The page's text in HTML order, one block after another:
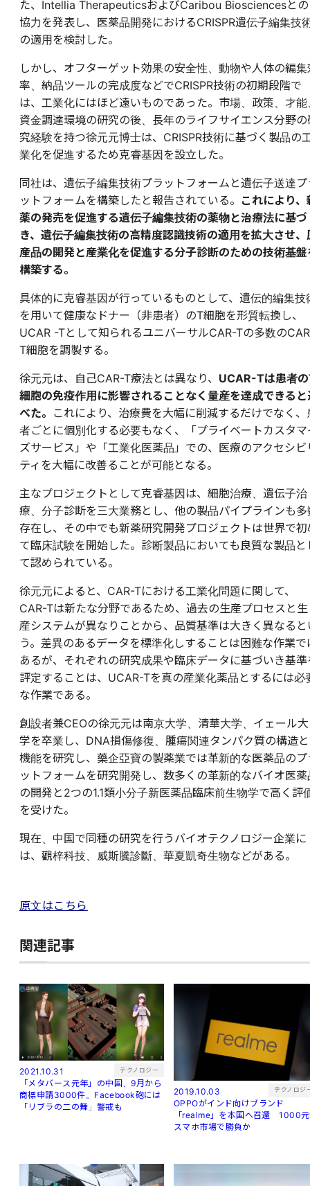
た、Intellia TherapeuticsおよびCaribou Biosciencesとの
協力を発表し、医薬品開発におけるCRISPR遺伝子編集技
の適用を検討した。
しかし、オフターゲット効果の安全性、動物や人体の編集
率、納品ツールの完成度などでCRISPR技術の初期段階で
は、工業化にはほど遠いものであった。市場、政策、才能
資金調達環境の研究の後、長年のライフサイエンス分野の
究経験を持つ徐元元博士は、CRISPR技術に基づく製品の
業化を促進するため克睿基因を設立した。
同社は、遺伝子編集技術プラットフォームと遺伝子送達プ
ットフォームを構築したと報告されている。 これにより、
薬の発売を促進する遺伝子編集技術の薬物と治療法に基づ
き、遺伝子編集技術の高精度認識技術の適用を拡大させ、
産品の開発と産業化を促進する分子診断のための技術基盤
構築する。
具体的に克睿基因が行っているものとして、遺伝的編集技
を用いて健康なドナー（非患者）のT細胞を形質転換し、
UCAR -Tとして知られるユニバーサルCAR-Tの多数の
T細胞を調製する。
徐元元は、自己CAR-T療法とは異なり、 UCAR-Tは患者
細胞の免疫作用に影響されることなく量産を達成できると
べた。
これにより、治療費を大幅に削減するだけでなく、
者ごとに個別化する必要もなく、「プライベートカスタマ
ズサービス」や「工業化医薬品」での、医療のアクセシビ
ティを大幅に改善ることが可能となる。
主なプロジェクトとして克睿基因は、細胞治療、遺伝子治
療、分子診断を三大業務とし、他の製品パイプラインも多
存在し、その中でも新薬研究開発プロジェクトは世界で初
て臨床試験を開始した。診断製品においても良質な製品と
て認められている。
徐元元によると、CAR-Tにおける工業化問題に関して、
CAR-Tは新たな分野であるため、過去の生産プロセスと生
産システムが異なりことから、品質基準は大きく異なると
う。差異のあるデータを標準化しすることは困難な作業で
あるが、それぞれの研究成果や臨床データに基づいき基準
評定することは、UCAR-Tを真の産業化薬品とするには必
な作業である。
創設者兼CEOの徐元元は南京大学、清華大学、イェール大
学を卒業し、DNA損傷修復、腫瘍関連タンパク質の構造と
機能を研究し、藥企亞寶の製薬業では革新的な医薬品のプ
ットフォームを研究開発し、数多くの革新的なバイオ医薬
の開発と2つの1.1類小分子新医薬品臨床前生物学で高く評
を受けた。
現在、中国で同種の研究を行うバイオテクノロジー企業に
は、觀梓科技、威斯騰診斷、華夏凱奇生物などがある。
原文はこちら
関連記事
2021.10.31 テクノロジー
「メタバース元年」の中国、9月から
商標申請3000件。Facebook砲には
「リブラの二の舞」警戒も
2019.10.03 テクノロジ
OPPOがインド向けブランド
「realme」を本国へ召還 1000
スマホ市場で勝負か